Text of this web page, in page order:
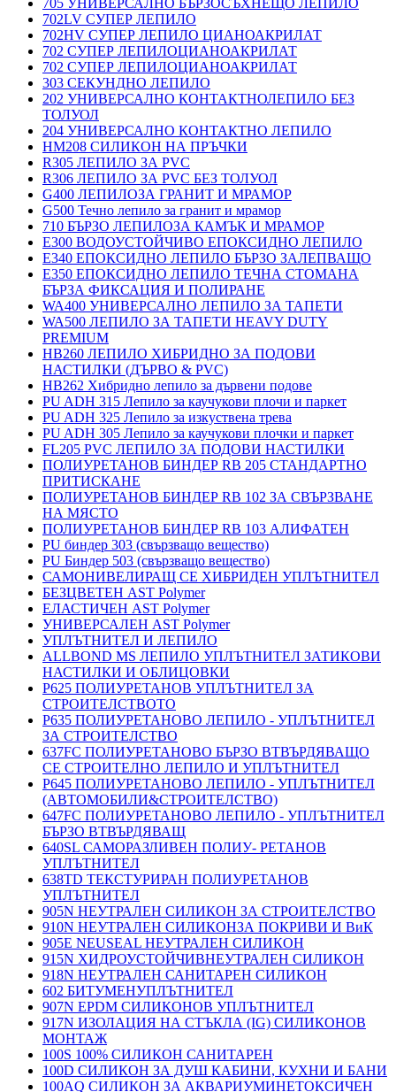
705 УНИВЕРСАЛНО БЪРЗОСЪХНЕЩО ЛЕПИЛО
702LV СУПЕР ЛЕПИЛО
702HV СУПЕР ЛЕПИЛО ЦИАНОАКРИЛАТ
702 СУПЕР ЛЕПИЛОЦИАНОАКРИЛАТ
702 СУПЕР ЛЕПИЛОЦИАНОАКРИЛАТ
303 СЕКУНДНО ЛЕПИЛО
202 УНИВЕРСАЛНО КОНТАКТНОЛЕПИЛО БЕЗ
ТОЛУОЛ
204 УНИВЕРСАЛНО КОНТАКТНО ЛЕПИЛО
HM208 СИЛИКОН НА ПРЪЧКИ
R305 ЛЕПИЛО ЗА PVC
R306 ЛЕПИЛО ЗА PVC БЕЗ ТОЛУОЛ
G400 ЛЕПИЛОЗА ГРАНИТ И МРАМОP
G500 Течно лепило за гранит и мрамор
710 БЪРЗО ЛЕПИЛОЗА КАМЪК И МРАМОP
E300 ВОДОУСТОЙЧИВО ЕПОКСИДНО ЛЕПИЛО
E340 ЕПОКСИДНО ЛЕПИЛО БЪРЗО ЗАЛЕПВАЩО
E350 ЕПОКСИДНО ЛЕПИЛО ТЕЧНА СТОМАНА
БЪРЗА ФИКСАЦИЯ И ПОЛИРАНЕ
WA400 УНИВЕРСАЛНО ЛЕПИЛО ЗА ТАПЕТИ
WA500 ЛЕПИЛО ЗА ТАПЕТИ HEAVY DUTY
PREMIUM
HB260 ЛЕПИЛО ХИБРИДНО ЗА ПОДОВИ
НАСТИЛКИ (ДЪРВО & PVC)
HB262 Хибридно лепило за дървени подове
PU ADH 315 Лепило за каучукови плочи и паркет
PU ADH 325 Лепило за изкуствена трева
PU ADH 305 Лепило за каучукови плочки и паркет
FL205 PVC ЛЕПИЛО ЗА ПОДОВИ НАСТИЛКИ
ПОЛИУРЕТАНОВ БИНДЕР RB 205 СТАНДАРТНО
ПРИТИСКАНЕ
ПОЛИУРЕТАНОВ БИНДЕР RB 102 ЗА СВЪРЗВАНЕ
НА МЯСТО
ПОЛИУРЕТАНОВ БИНДЕР RB 103 АЛИФАТЕН
PU биндер 303 (свързващо вещество)
PU Биндер 503 (свързващо вещество)
САМОНИВЕЛИРАЩ СЕ ХИБРИДЕН УПЛЪТНИТЕЛ
БЕЗЦВЕТЕН AST Polymer
ЕЛАСТИЧЕН AST Polymer
УНИВЕРСАЛЕН AST Polymer
УПЛЪТНИТЕЛ И ЛЕПИЛО
ALLBOND MS ЛЕПИЛО УПЛЪТНИТЕЛ ЗАТИКОВИ
НАСТИЛКИ И ОБЛИЦОВКИ
P625 ПОЛИУРЕТАНОВ УПЛЪТНИТЕЛ ЗА
СТРОИТЕЛСТВОТО
P635 ПОЛИУРЕТАНОВО ЛЕПИЛО - УПЛЪТНИТЕЛ
ЗА СТРОИТЕЛСТВО
637FC ПОЛИУРЕТАНОВО БЪРЗО ВТВЪРДЯВАЩО
СЕ СТРОИТЕЛНО ЛЕПИЛО И УПЛЪТНИТЕЛ
P645 ПОЛИУРЕТАНОВО ЛЕПИЛО - УПЛЪТНИТЕЛ
(АВТОМОБИЛИ&СТРОИТЕЛСТВО)
647FC ПОЛИУРЕТАНОВО ЛЕПИЛО - УПЛЪТНИТЕЛ
БЪРЗО ВТВЪРДЯВАЩ
640SL САМОРАЗЛИВЕН ПОЛИУ- РЕТАНОВ
УПЛЪТНИТЕЛ
638TD ТЕКСТУРИРАН ПОЛИУРЕТАНОВ
УПЛЪТНИТЕЛ
905N НЕУТРАЛЕН СИЛИКОН ЗА СТРОИТЕЛСТВО
910N НЕУТРАЛЕН СИЛИКОНЗА ПОКРИВИ И ВиК
905E NEUSEAL НЕУТРАЛЕН СИЛИКОН
915N ХИДРОУСТОЙЧИВНЕУТРАЛЕН СИЛИКОН
918N НЕУТРАЛЕН САНИТАРЕН СИЛИКОН
602 БИТУМЕНУПЛЪТНИТЕЛ
907N EPDM СИЛИКОНОВ УПЛЪТНИТЕЛ
917N ИЗОЛАЦИЯ НА СТЪКЛА (IG) СИЛИКОНОВ
МОНТАЖ
100S 100% СИЛИКОН САНИТАРЕН
100D СИЛИКОН ЗА ДУШ КАБИНИ, КУХНИ И БАНИ
100AQ СИЛИКОН ЗА АКВАРИУМИНЕТОКСИЧЕН